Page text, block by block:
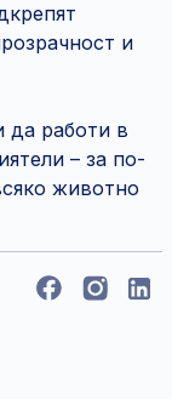
и
работи в
– за по-
животно